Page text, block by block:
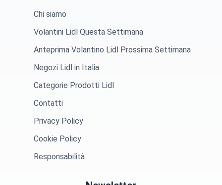
Chi siamo
Volantini Lidl Questa Settimana
Anteprima Volantino Lidl Prossima Settimana
Negozi Lidl in Italia
Categorie Prodotti Lidl
Contatti
Privacy Policy
Cookie Policy
Responsabilità